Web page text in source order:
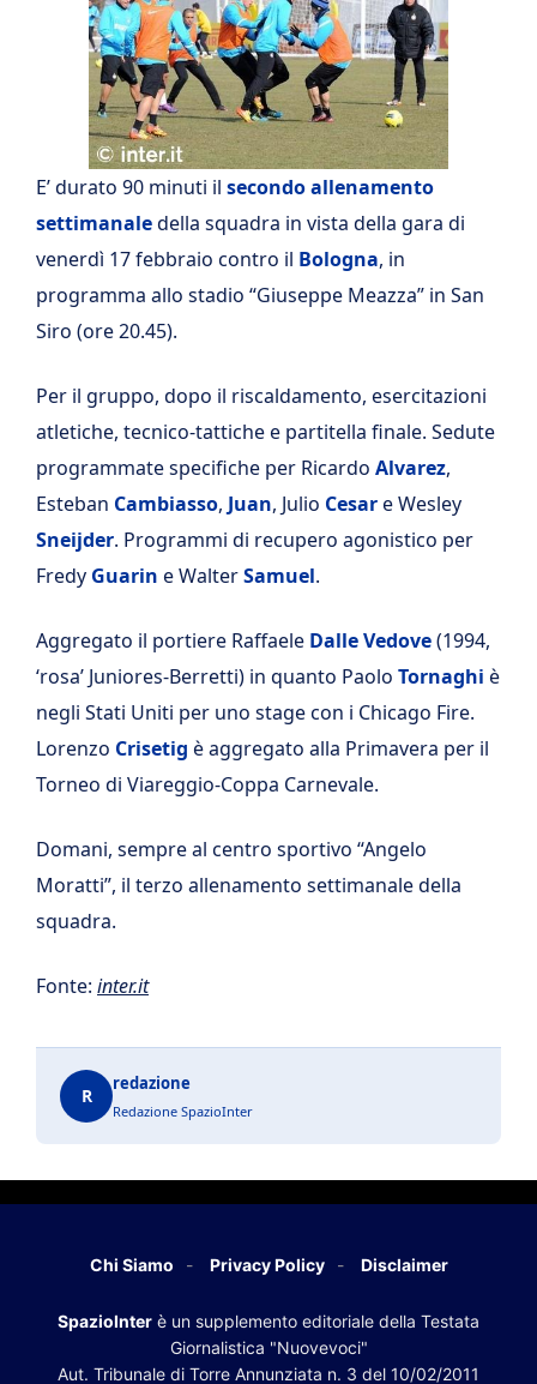
E’ durato 90 minuti il secondo allenamento
settimanaledella squadra in vista della gara di
venerdì 17 febbraio contro il Bologna, in
programma allo stadio “Giuseppe Meazza” in San
Siro (ore 20.45).
Per il gruppo, dopo il riscaldamento, esercitazioni
atletiche, tecnico-tattiche e partitella finale. Sedute
programmate specifiche per Ricardo Alvarez,
Esteban Cambiasso, Juan, Julio Cesare Wesley
Sneijder. Programmi di recupero agonistico per
Fredy Guarin e WalterSamuel.
Aggregato il portiere Raffaele Dalle Vedove(1994,
‘rosa’ Juniores-Berretti) in quanto Paolo Tornaghi è
negli Stati Uniti per uno stage con i Chicago Fire.
Lorenzo Crisetig è aggregato alla Primavera per il
Torneo di Viareggio-Coppa Carnevale.
Domani, sempre al centro sportivo “Angelo
Moratti”, il terzo allenamento settimanale della
squadra.
Fonte: inter.it
R
redazione
Redazione SpazioInter
Chi Siamo Privacy Policy Disclaimer
SpazioInter è un supplemento editoriale della Testata
Giornalistica "Nuovevoci"
Aut. Tribunale di Torre Annunziata n. 3 del 10/02/2011